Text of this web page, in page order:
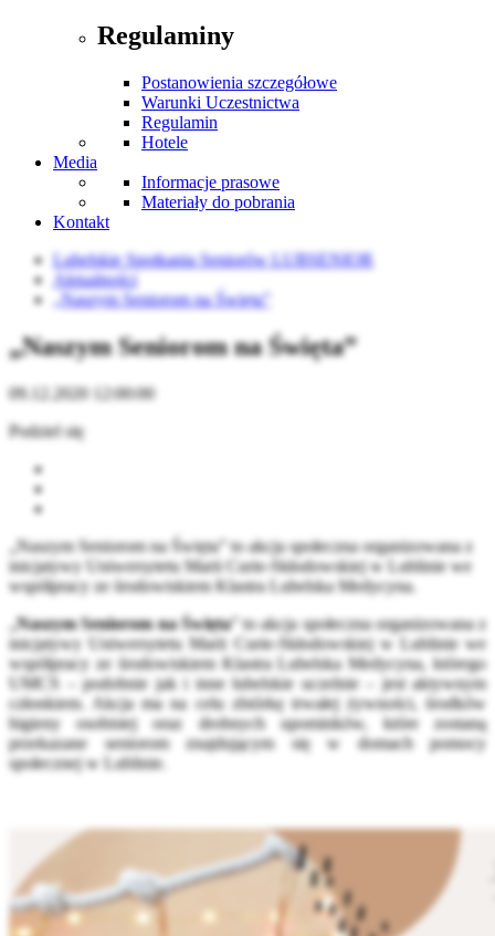
Regulaminy
Postanowienia szczegółowe
Warunki Uczestnictwa
Regulamin
Hotele
Media
Informacje prasowe
Materiały do pobrania
Kontakt
Lubelskie Spotkania Seniorów LUBSENIOR
Aktualności
„Naszym Seniorom na Święta”
„Naszym Seniorom na Święta”
09.12.2020 12:00:00
Podziel się
„Naszym Seniorom na Święta” to akcja społeczna organizowana z
inicjatywy Uniwersytetu Marii Curie-Skłodowskiej w Lublinie we
współpracy ze środowiskiem Klastra Lubelska Medycyna.
„Naszym Seniorom na Święta” to akcja społeczna organizowana z
inicjatywy Uniwersytetu Marii Curie-Skłodowskiej w Lublinie we
współpracy ze środowiskiem Klastra Lubelska Medycyna, którego
UMCS – podobnie jak i inne lubelskie uczelnie – jest aktywnym
członkiem. Akcja ma na celu zbiórkę trwałej żywności, środków
higieny osobistej oraz drobnych upominków, które zostaną
przekazane seniorom znajdującym się w domach pomocy
społecznej w Lublinie.